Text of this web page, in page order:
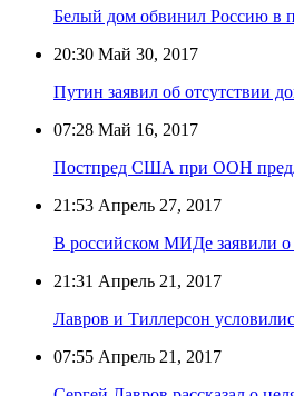
Белый дом обвинил Россию в
20:30 Май 30, 2017
Путин заявил об отсутствии
07:28 Май 16, 2017
Постпред США при ООН
21:53 Апрель 27, 2017
В российском МИДе заявили
21:31 Апрель 21, 2017
Лавров и Тиллерсон
07:55 Апрель 21, 2017